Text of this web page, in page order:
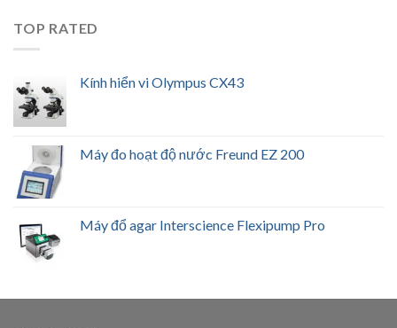
TOP RATED
Kính hiển vi Olympus CX43
Máy đo hoạt độ nước Freund EZ 200
Máy đổ agar Interscience Flexipump Pro